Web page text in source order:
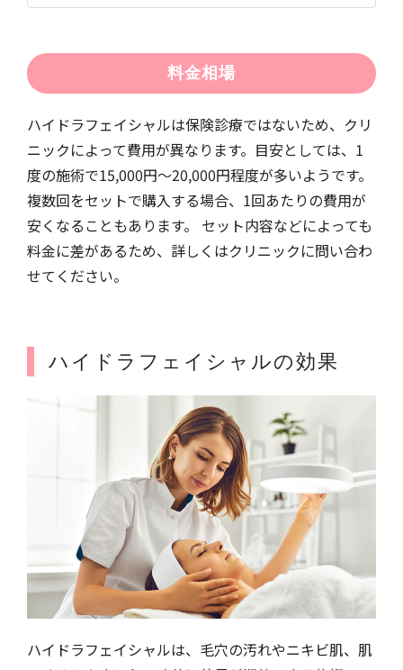
ちがいい？
料金相場
ハイドラフェイシャルは保険診療ではないため、クリ
ニックによって費用が異なります。目安としては、1
度の施術で15,000円〜20,000円程度が多いようです。
複数回をセットで購入する場合、1回あたりの費用が
安くなることもあります。 セット内容などによっても
料金に差があるため、詳しくはクリニックに問い合わ
せてください。
ハイドラフェイシャルの効果
ハイドラフェイシャルは、毛穴の汚れやニキビ肌、肌